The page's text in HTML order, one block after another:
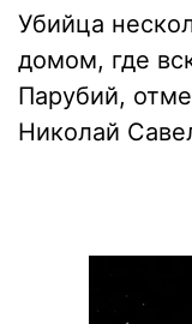
Убийца
домом, где
Парубий,
Николай